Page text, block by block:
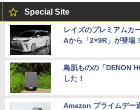
Special Site
レイズのプレミアムカ
Aから「2×9R」が登場！
鳥肌ものの「DENON
した！
Amazon プライムデー